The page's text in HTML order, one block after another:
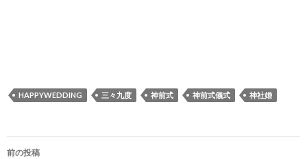
HAPPYWEDDING 三々九度 神前式 神前式儀式 神社婚
投
前の投稿